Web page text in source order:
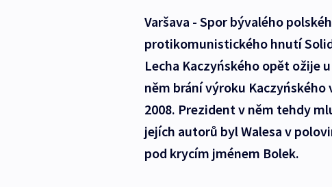
Varšava - Spor bývalého
protikomunistického hnutí
Lecha Kaczyńského opět ožije
něm brání výroku
2008. Prezident v něm tehdy
jejích autorů byl Walesa v
pod krycím jménem Bolek.